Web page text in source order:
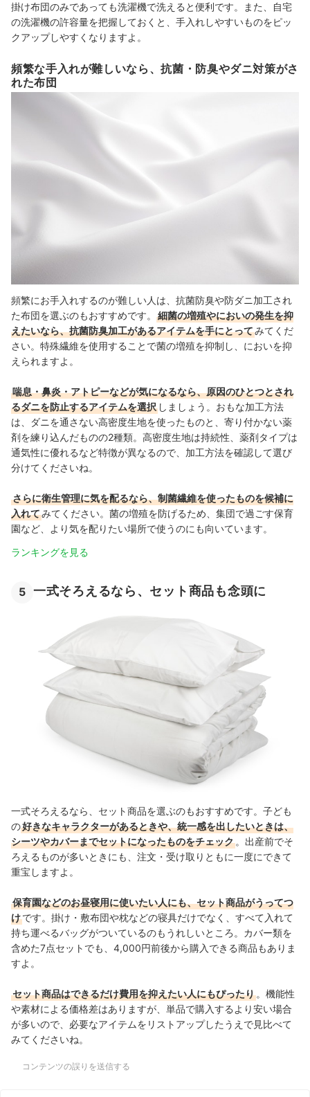
掛け布団のみであっても洗濯機で洗えると便利です。また、自宅
の洗濯機の許容量を把握しておくと、手入れしやすいものをピッ
クアップしやすくなりますよ。
頻繁な手入れが難しいなら、抗菌・防臭やダニ対策がさ
れた布団
頻繁にお手入れするのが難しい人は、抗菌防臭や防ダニ加工され
た布団を選ぶのもおすすめです。
細菌の増殖やにおいの発生を抑
えたいなら、抗菌防臭加工があるアイテムを手にとってみてくだ
さい。特殊繊維を使用することで菌の増殖を抑制し、においを抑
えられますよ。
喘息・鼻炎・アトピーなどが気になるなら、原因のひとつとされ
るダニを防止するアイテムを選択 しましょう。おもな加工方法
は、ダニを通さない高密度生地を使ったものと、寄り付かない薬
剤を練り込んだものの2種類。高密度生地は持続性、薬剤タイプは
通気性に優れるなど特徴が異なるので、加工方法を確認して選び
分けてくださいね。
さらに衛生管理に気を配るなら、制菌繊維を使ったものを候補に
入れてみてください。菌の増殖を防げるため、集団で過ごす保育
園など、より気を配りたい場所で使うのにも向いています。
ランキングを見る
5 一式そろえるなら、セット商品も念頭に
一式そろえるなら、セット商品を選ぶのもおすすめです。子ども
の好きなキャラクターがあるときや、統一感を出したいときは、
シーツやカバーまでセットになったものをチェック 。出産前でそ
ろえるものが多いときにも、注文・受け取りともに一度にできて
重宝しますよ。
保育園などのお昼寝用に使いたい人にも、セット商品がうってつ
けです。掛け・敷布団や枕などの寝具だけでなく、すべて入れて
持ち運べるバッグがついているのもうれしいところ。カバー類を
含めた7点セットでも、4,000円前後から購入できる商品もありま
すよ。
セット商品はできるだけ費用を抑えたい人にもぴったり 。機能性
や素材による価格差はありますが、単品で購入するより安い場合
が多いので、必要なアイテムをリストアップしたうえで見比べて
みてくださいね。
コンテンツの誤りを送信する